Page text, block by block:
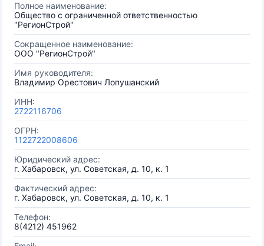
Полное наименование:
Общество с ограниченной ответственностью
"РегионСтрой"
Сокращенное наименование:
ООО "РегионСтрой"
Имя руководителя:
Владимир Орестович Лопушанский
ИНН:
2722116706
ОГРН:
1122722008606
Юридический адрес:
г. Хабаровск, ул. Советская, д. 10, к. 1
Фактический адрес:
г. Хабаровск, ул. Советская, д. 10, к. 1
Телефон:
8(4212) 451962